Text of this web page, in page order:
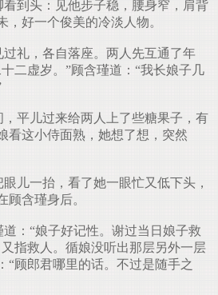
到头：见他步子稳，腰身窄，肩背
，好一个俊美的冷淡人物。
礼，各自落座。两人先互通了年
二虚岁。”顾含瑾道：“我长娘子几
平儿过来给两人上了些糖果子，有
看这小侍面熟，她想了想，突然
儿一抬，看了她一眼忙又低下头，
顾含瑾身后。
：“娘子好记性。谢过当日娘子救
指救人。循娘没听出那层另外一层
“顾郎君哪里的话。不过是随手之